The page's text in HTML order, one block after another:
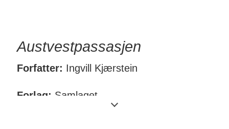
Austvestpassasjen
Forfatter: Ingvill Kjærstein
Forlag: Samlaget